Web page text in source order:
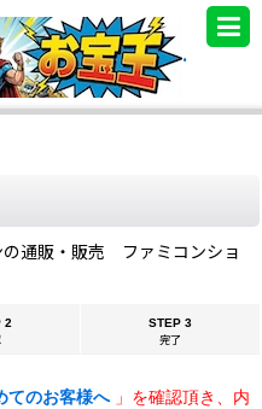
.
通販・販売 ファミコンショ
2
STEP 3
完了
てのお客様へ 」を確認頂き、内